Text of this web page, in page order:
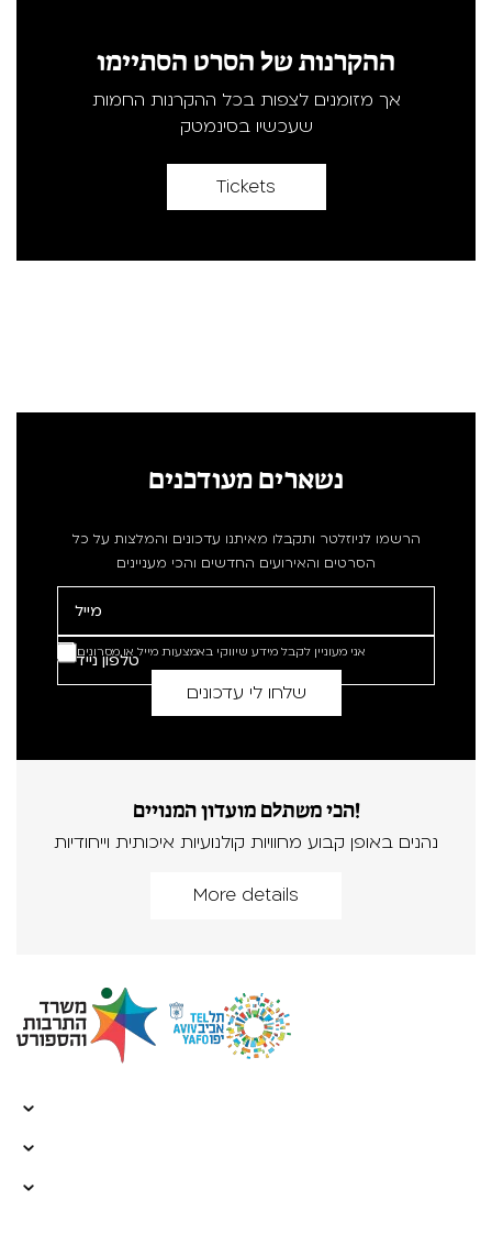
ההקרנות של הסרט הסתיימו
אך מזומנים לצפות בכל ההקרנות החמות
שעכשיו בסינמטק
Tickets
נשארים מעודכנים
הרשמו לניוזלטר ותקבלו מאיתנו עדכונים והמלצות על כל
הסרטים והאירועים החדשים והכי מעניינים
אני מעוניין לקבל מידע שיווקי באמצעות מייל או מסרונים
הכי משתלם מועדון המנויים!
נהנים באופן קבוע מחוויות קולנועיות איכותית וייחודיות
More details